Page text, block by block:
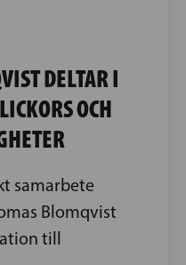
DELTAR I
OCH
samarbete
Blomqvist
till